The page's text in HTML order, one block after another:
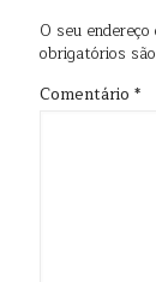
O seu
obrigatórios
Comentário *